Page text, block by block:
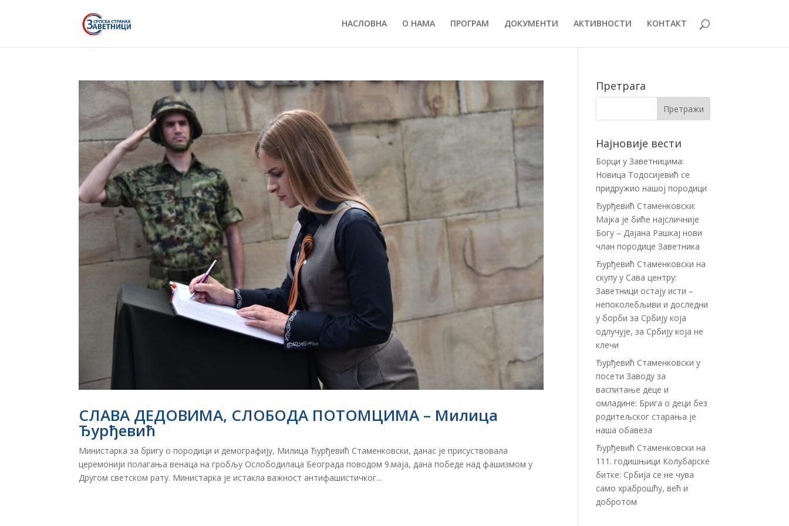
НАСЛОВНА О НАМА ПРОГРАМ ДОКУМЕНТИ АКТИВНОСТИ КОНТАКТ
СЛАВА ДЕДОВИМА, СЛОБОДА ПОТОМЦИМА – Милица
Ђурђевић
Министарка за бригу о породици и демографију, Милица Ђурђевић Стаменковски, данас је присуствовала
церемонији полагања венаца на гробљу Ослободилаца Београда поводом 9.маја, дана победе над фашизмом у
Другом светском рату. Министарка је истакла важност антифашистичког...
Претрага
Најновије вести
Борци у Заветницима:
Новица Тодосијевић се
придружио нашој породици
Ђурђевић Стаменковски:
Мајка је биће најсличније
Богу – Дајана Рашкај нови
члан породице Заветника
Ђурђевић Стаменковски на
скупу у Сава центру:
Заветници остају исти –
непоколебљиви и доследни
у борби за Србију која
одлучује, за Србију која не
клечи
Ђурђевић Стаменковски у
посети Заводу за
васпитање деце и
омладине: Брига о деци без
родитељског старања је
наша обавеза
Ђурђевић Стаменковски на
111. годишњици Колубарске
битке: Србија се не чува
само храброшћу, већ и
добротом